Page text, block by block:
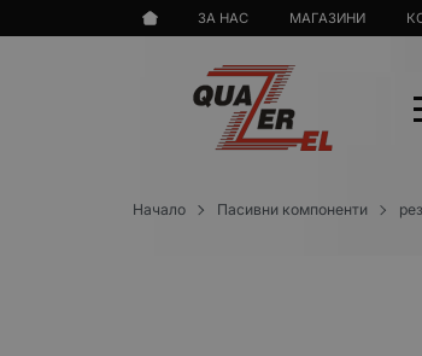
ЗА НАС МАГАЗИНИ
Начало Пасивни компоненти